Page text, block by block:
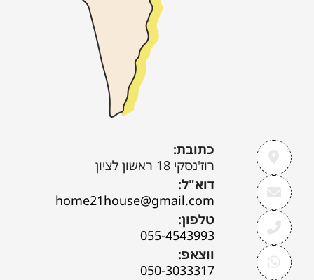
כתובת:
רוז'נסקי 18 ראשון לציון
דוא"ל:
home21house@gmail.com
טלפון:
055-4543993
ווצאפ:
050-3033317